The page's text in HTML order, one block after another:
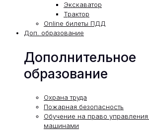
Экскаватор
Трактор
Online билеты ПДД
Доп. образование
Дополнительное
образование
Охрана труда
Пожарная безопасность
Обучение на право
машинами